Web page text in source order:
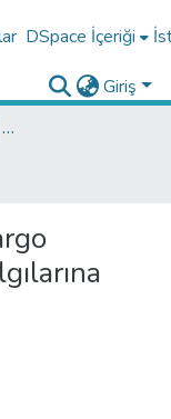
DSpace İçeriği
Giriş
Araştırma Çıktıları | WoS | Scopus | TR-Dizin | PubMed